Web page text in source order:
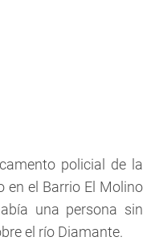
policial de la
en el Barrio El Molino
una persona sin
el río Diamante.